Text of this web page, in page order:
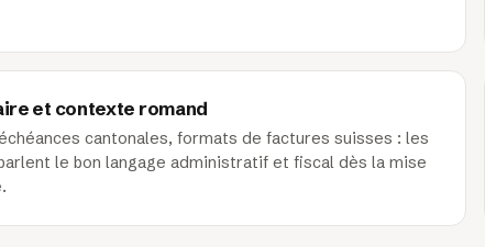
et contexte romand
cantonales, formats de factures suisses : les
le bon langage administratif et fiscal dès la mise